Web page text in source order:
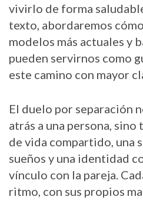
vivirlo de forma
texto, abordaremos
modelos más actuales y
pueden servirnos como
este camino con mayor
El duelo por separación
atrás a una persona,
de vida compartido, una
sueños y una identidad
vínculo con la pareja.
ritmo, con sus propios